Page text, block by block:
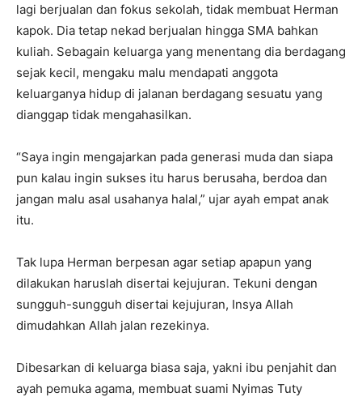
lagi berjualan dan fokus sekolah, tidak membuat Herman
kapok. Dia tetap nekad berjualan hingga SMA bahkan
kuliah. Sebagain keluarga yang menentang dia berdagang
sejak kecil, mengaku malu mendapati anggota
keluarganya hidup di jalanan berdagang sesuatu yang
dianggap tidak mengahasilkan.
“Saya ingin mengajarkan pada generasi muda dan siapa
pun kalau ingin sukses itu harus berusaha, berdoa dan
jangan malu asal usahanya halal,” ujar ayah empat anak
itu.
Tak lupa Herman berpesan agar setiap apapun yang
dilakukan haruslah disertai kejujuran. Tekuni dengan
sungguh-sungguh disertai kejujuran, Insya Allah
dimudahkan Allah jalan rezekinya.
Dibesarkan di keluarga biasa saja, yakni ibu penjahit dan
ayah pemuka agama, membuat suami Nyimas Tuty